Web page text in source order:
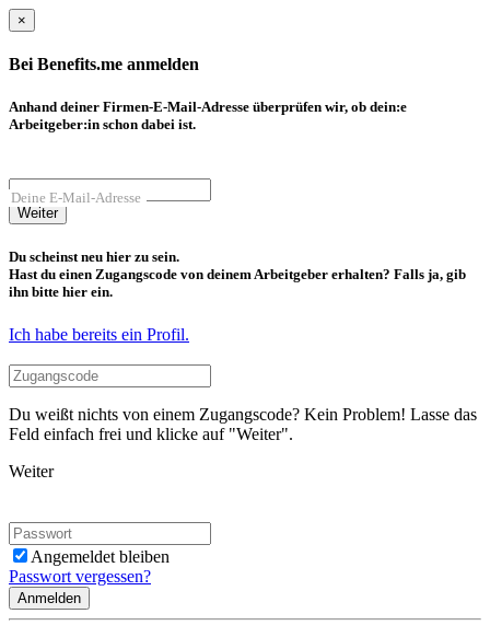
×
Bei Benefits.me anmelden
Anhand deiner Firmen-E-Mail-Adresse überprüfen wir, ob dein:e
Arbeitgeber:in schon dabei ist.
Deine E-Mail-Adresse
Weiter
Du scheinst neu hier zu sein.
Hast du einen Zugangscode von deinem Arbeitgeber erhalten? Falls ja, gib
ihn bitte hier ein.
Ich habe bereits ein Profil.
Du weißt nichts von einem Zugangscode? Kein Problem! Lasse das
Feld einfach frei und klicke auf "Weiter".
Weiter
Angemeldet bleiben
Passwort vergessen?
Anmelden